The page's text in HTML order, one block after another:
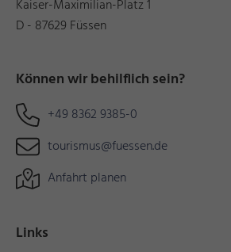
Kaiser-Maximilian-Platz 1
D - 87629 Füssen
Können wir behilflich sein?
+49 8362 9385-0
tourismus@fuessen.de
Anfahrt planen
Links